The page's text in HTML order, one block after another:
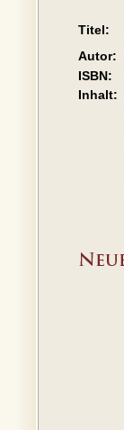
Titel:
Autor:
ISBN:
Inhalt: